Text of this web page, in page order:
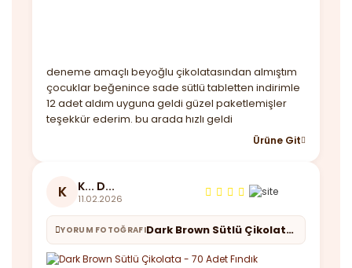
deneme amaçlı beyoğlu çikolatasından almıştım
çocuklar beğenince sade sütlü tabletten indirimle
12 adet aldım uyguna geldi güzel paketlemişler
teşekkür ederim. bu arada hızlı geldi
Ürüne Git
K K... D...
11.02.2026
YORUM FOTOĞRAFI Dark Brown Sütlü Çikolata - 70 Adet Fındık Parçacıklı - Jumbo Boy Kutu